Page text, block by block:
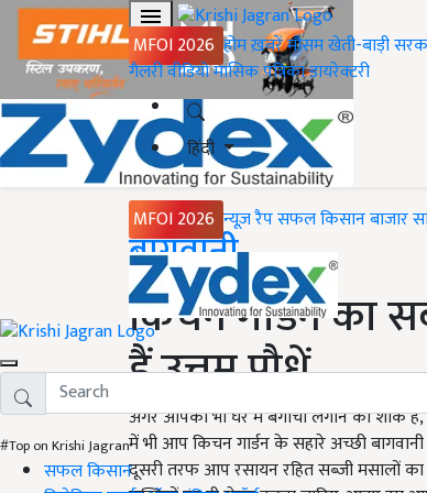
MFOI 2026 होमख़बरेंमौसमखेती-बाड़ी
गैलरीवीडियोमासिक पत्रिकाडायरेक्टरी
हिंदी
MFOI 2026 न्यूज़ रैपसफल किसानबाजार
#Top on Krishi Jagran
सफल किसान
Home
बागवानी
किचन गार्डन का
हैं उत्तम पौधें
अगर आपको भी घर में बगीचा लगाने का शौक
में भी आप किचन गार्डन के सहारे अच्छी
दूसरी तरफ आप रसायन रहित सब्जी मसालों